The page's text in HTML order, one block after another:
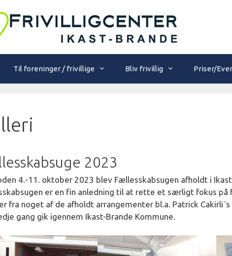
Til foreninger / frivillige Bliv frivillig Priser/
2023
4.-11. oktober 2023 blev Fællesskabsugen afholdt i
er en fin anledning til at rette et særligt fokus på
fra noget af de afholdt arrangementer bl.a. Patrick Cakirli´s
gang gik igennem Ikast-Brande Kommune.